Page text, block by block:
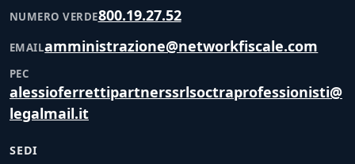
NUMERO VERDE800.19.27.52
EMAILamministrazione@networkfiscale.com
PEC
alessioferrettipartnerssrlsoctraprofessionisti@
legalmail.it
SEDI